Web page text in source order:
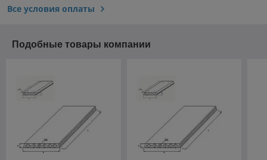
Все условия оплаты
Подобные товары компании